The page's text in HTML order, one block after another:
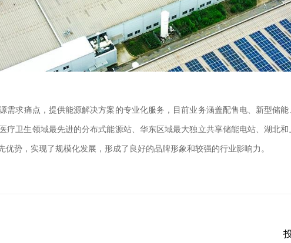
需求痛点，提供能源解决方案的专业化服务，目前业务涵盖配售电、新型储
疗卫生领域最先进的分布式能源站、华东区域最大独立共享储能电站、湖北
势，实现了规模化发展，形成了良好的品牌形象和较强的行业影响力。